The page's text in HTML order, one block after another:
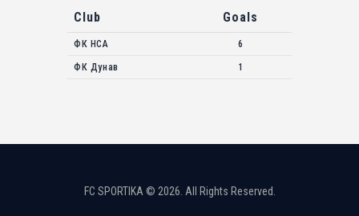
Club Goals
ФК НСА 6
ФК Дунав 1
FC SPORTIKA © 2026. All Rights Reserved.